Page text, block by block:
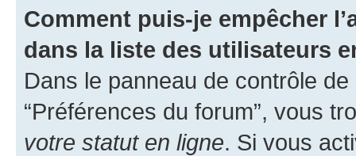
Comment puis-je empêcher
dans la liste des utilisateurs
Dans le panneau de contrôle
“Préférences du forum”, vous
votre statut en ligne. Si vous